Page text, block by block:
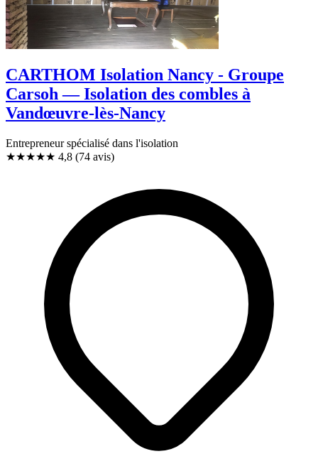
CARTHOM Isolation Nancy - Groupe
Carsoh — Isolation des combles à
Vandœuvre-lès-Nancy
Entrepreneur spécialisé dans l'isolation
★★★★★ 4,8 (74 avis)